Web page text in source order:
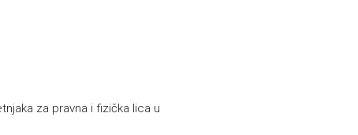
za pravna i fizička lica u